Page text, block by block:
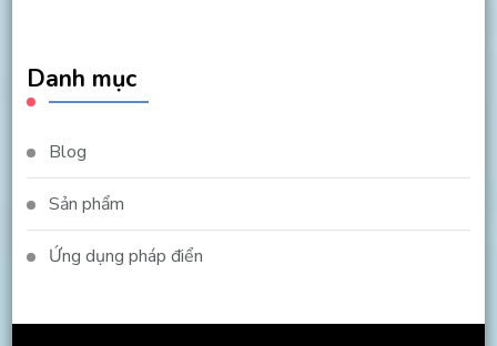
Danh mục
Blog
Sản phẩm
Ứng dụng pháp điển